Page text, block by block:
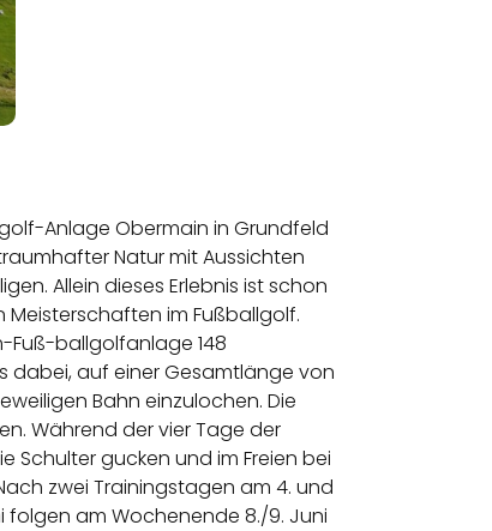
Anlage Obermain in Grundfeld
Natur mit Aussichten
Allein dieses Erlebnis ist schon
Meisterschaften im Fußballgolf.
Fuß-ballgolfanlage 148
dabei, auf einer Gesamtlänge von
Bahn einzulochen. Die
Während der vier Tage der
gucken und im Freien bei
zwei Trainingstagen am 4. und
folgen am Wochenende 8./9. Juni